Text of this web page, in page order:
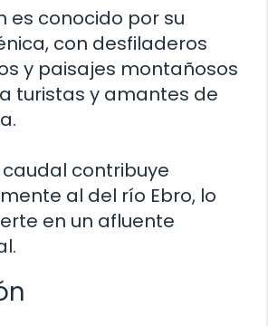
es conocido por su
con desfiladeros
y paisajes montañosos
turistas y amantes de
contribuye
al del río Ebro, lo
en un afluente